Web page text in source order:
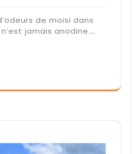
de moisi dans
jamais anodine.…